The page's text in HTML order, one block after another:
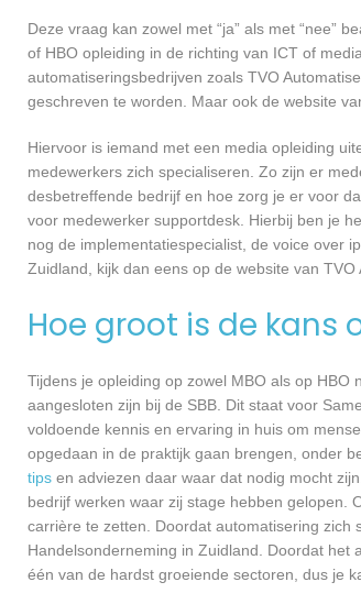
Deze vraag kan zowel met “ja” als met “nee”
of HBO opleiding in de richting van ICT of
automatiseringsbedrijven zoals TVO
geschreven te worden. Maar ook de website
Hiervoor is iemand met een media opleiding
medewerkers zich specialiseren. Zo zijn er
desbetreffende bedrijf en hoe zorg je er voor
voor medewerker supportdesk. Hierbij ben je
nog de implementatiespecialist, de voice over
Zuidland, kijk dan eens op de website van
Hoe groot is de kans
Tijdens je opleiding op zowel MBO als op
aangesloten zijn bij de SBB. Dit staat voor
voldoende kennis en ervaring in huis om
opgedaan in de praktijk gaan brengen, onder
tips en adviezen daar waar dat nodig mocht
bedrijf werken waar zij stage hebben gelopen.
carrière te zetten. Doordat automatisering zich
Handelsonderneming in Zuidland. Doordat
één van de hardst groeiende sectoren, dus je